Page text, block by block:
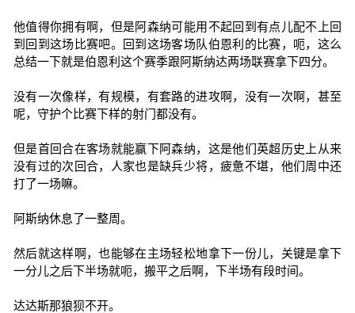
他值得你拥有啊，但是阿森纳可能用不起回到有点儿配不上回
到回到这场比赛吧。回到这场客场队伯恩利的比赛，呃，这么
总结一下就是伯恩利这个赛季跟阿斯纳达两场联赛拿下四分。
没有一次像样，有规模，有套路的进攻啊，没有一次啊，甚至
呢，守护个比赛下样的射门都没有。
但是首回合在客场就能赢下阿森纳，这是他们英超历史上从来
没有过的次回合，人家也是缺兵少将，疲惫不堪，他们周中还
打了一场嘛。
阿斯纳休息了一整周。
然后就这样啊，也能够在主场轻松地拿下一份儿，关键是拿下
一分儿之后下半场就呃，搬平之后啊，下半场有段时间。
达达斯那狼狈不开。